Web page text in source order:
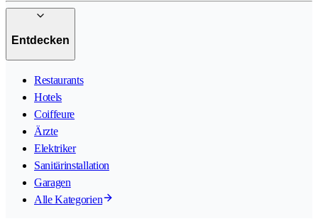
Entdecken
Restaurants
Hotels
Coiffeure
Ärzte
Elektriker
Sanitärinstallation
Garagen
Alle Kategorien